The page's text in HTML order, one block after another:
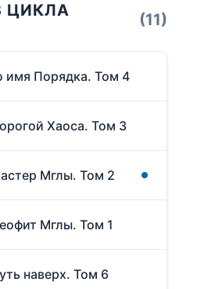
ЦИКЛА
(11)
имя Порядка. Том 4
Хаоса. Том 3
Мглы. Том 2
Мглы. Том 1
наверх. Том 6